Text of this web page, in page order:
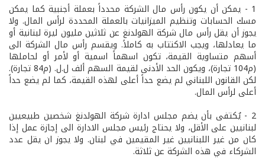
1­ - يمكن أن يكون رأس مال الشركة محدداً بعملة أجنبية كما يمكن
مسك الحسابات وتنظيم الميزانيات بالعملة المحددة لرأس المال. ولا
يجوز أن يقل رأس مال شركة الهولدنغ عن ثلاثين مليون ليرة لبنانية أو
ما يعادلها، ويجب الاكتتاب به كاملاً. ويقسم رأس مال الشركة الى
أسهم متساوية القيمة، تكون اسهماً اسمية أو لأمر أو لحاملها
(م104 تجارة)، ويكون الحد الأدنى لقيمة السهم ألف ل.ل. (م84 تجارة).
لكن القانون اللبناني لم يضع حداً أعلى لهذه القيمة، كما لم يضع حداً
أعلى لرأس المال.
2­ - يُكتفى بأن يضم مجلس ادارة شركة الهولدنغ شخصين طبيعيين
لبنانيين على الأقل، ولا يحتاج رئيس مجلس الادارة الى إجازة عمل إذا
كان من غير اللبنانيين غير المقيمين في لبنان. ولا يجوز ان يقل عدد
الشركاء في هذه الشركة عن ثلاثة.